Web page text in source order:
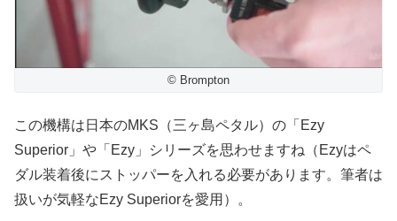
© Brompton
この機構は日本のMKS（三ヶ島ペタル）の「Ezy
Superior」や「Ezy」シリーズを思わせますね（Ezyはペ
ダル装着後にストッパーを入れる必要があります。筆者は
扱いが気軽なEzy Superiorを愛用）。